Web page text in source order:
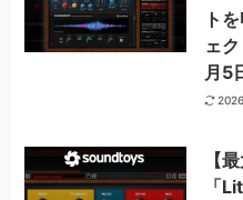
ト
ェ
月5
【
「